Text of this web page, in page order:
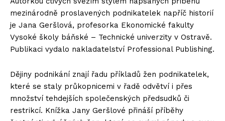
mezinárodně proslavených podnikatelek napříč historií
je Jana Geršlová, profesorka Ekonomické fakulty
Vysoké školy báňské – Technické univerzity v Ostravě.
Publikaci vydalo nakladatelství Professional Publishing.
Dějiny podnikání znají řadu příkladů žen podnikatelek,
které se staly průkopnicemi v řadě odvětví i přes
množství tehdejších společenských předsudků či
restrikcí. Knížka Jany Geršlové přináší příběhy